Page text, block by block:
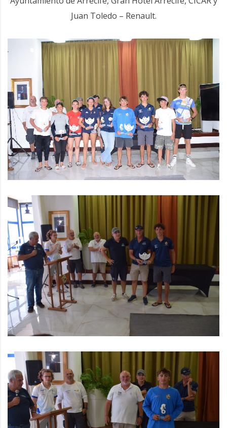
Juan Toledo – Renault.